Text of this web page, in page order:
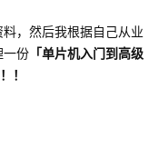
，然后我根据自己从业
一份 「单片机入门到高级
！